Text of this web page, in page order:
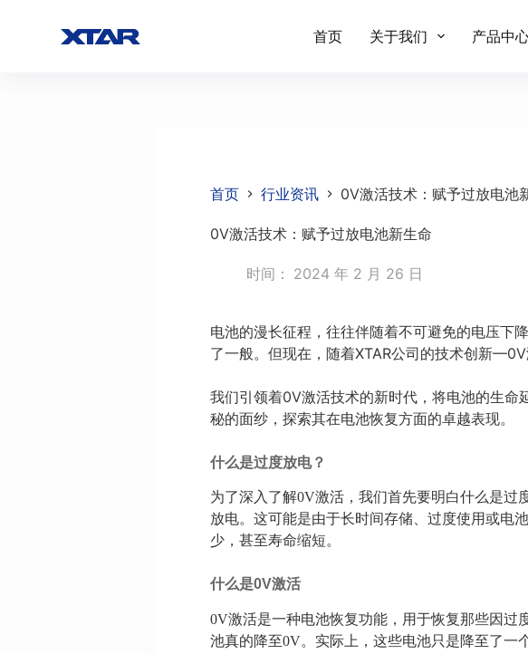
首页 关于我们 产品中
首页 行业资讯 0V激活技术：赋予过放电池
0V激活技术：赋予过放电池新生命
时间： 2024 年 2 月 26 日
电池的漫长征程，往往伴随着不可避免的电压下
了一般。但现在，随着XTAR公司的技术创新—0V
我们引领着0V激活技术的新时代，将电池的生
秘的面纱，探索其在电池恢复方面的卓越表现。
什么是过度放电？
为了深入了解0V激活，我们首先要明白什么是
放电。这可能是由于长时间存储、过度使用或电
少，甚至寿命缩短。
什么是0V激活
0V激活是一种电池恢复功能，用于恢复那些因过
池真的降至0V。实际上，这些电池只是降至了一